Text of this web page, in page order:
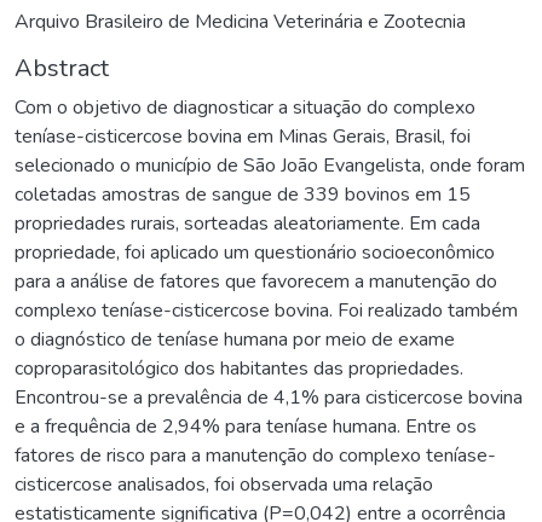
Arquivo Brasileiro de Medicina Veterinária e Zootecnia
Abstract
Com o objetivo de diagnosticar a situação do complexo
teníase-cisticercose bovina em Minas Gerais, Brasil, foi
selecionado o município de São João Evangelista, onde foram
coletadas amostras de sangue de 339 bovinos em 15
propriedades rurais, sorteadas aleatoriamente. Em cada
propriedade, foi aplicado um questionário socioeconômico
para a análise de fatores que favorecem a manutenção do
complexo teníase-cisticercose bovina. Foi realizado também
o diagnóstico de teníase humana por meio de exame
coproparasitológico dos habitantes das propriedades.
Encontrou-se a prevalência de 4,1% para cisticercose bovina
e a frequência de 2,94% para teníase humana. Entre os
fatores de risco para a manutenção do complexo teníase-
cisticercose analisados, foi observada uma relação
estatisticamente significativa (P=0,042) entre a ocorrência